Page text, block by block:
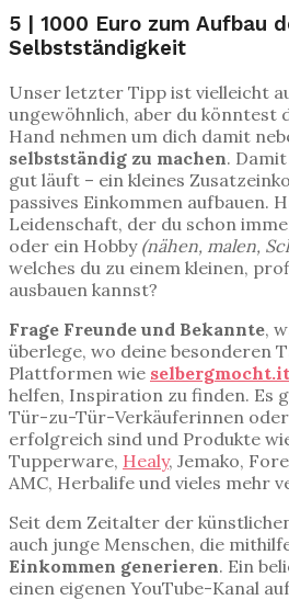
5 | 1000 Euro zum Aufbau
Selbstständigkeit
Unser letzter Tipp ist vielleicht
ungewöhnlich, aber du könntest
Hand nehmen um dich damit
selbstständig zu machen.
gut läuft – ein kleines
passives Einkommen aufbauen.
Leidenschaft, der du schon
oder ein Hobby(nähen, malen,
welches du zu einem kleinen,
ausbauen kannst?
Frage Freunde und Bekannte,
überlege, wo deine besonderen
Plattformen wie selbergmocht.it
helfen, Inspiration zu finden. Es
Tür-zu-Tür-Verkäuferinnen
erfolgreich sind und Produkte
Tupperware, Healy, Jemako,
AMC, Herbalife und vieles mehr
Seit dem Zeitalter der
auch junge Menschen, die
Einkommen generieren. Ein
einen eigenen YouTube-Kanal